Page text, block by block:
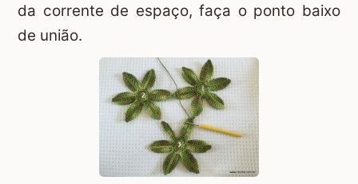
da corrente de espaço, faça o ponto baixo
de união.